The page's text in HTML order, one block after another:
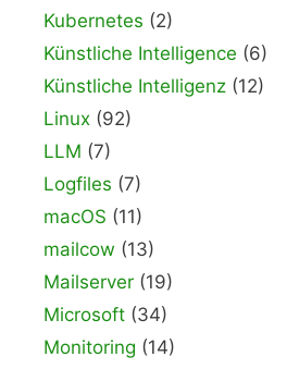
Kubernetes (2)
Künstliche Intelligence (6)
Künstliche Intelligenz (12)
Linux (92)
LLM (7)
Logfiles (7)
macOS (11)
mailcow (13)
Mailserver (19)
Microsoft (34)
Monitoring (14)